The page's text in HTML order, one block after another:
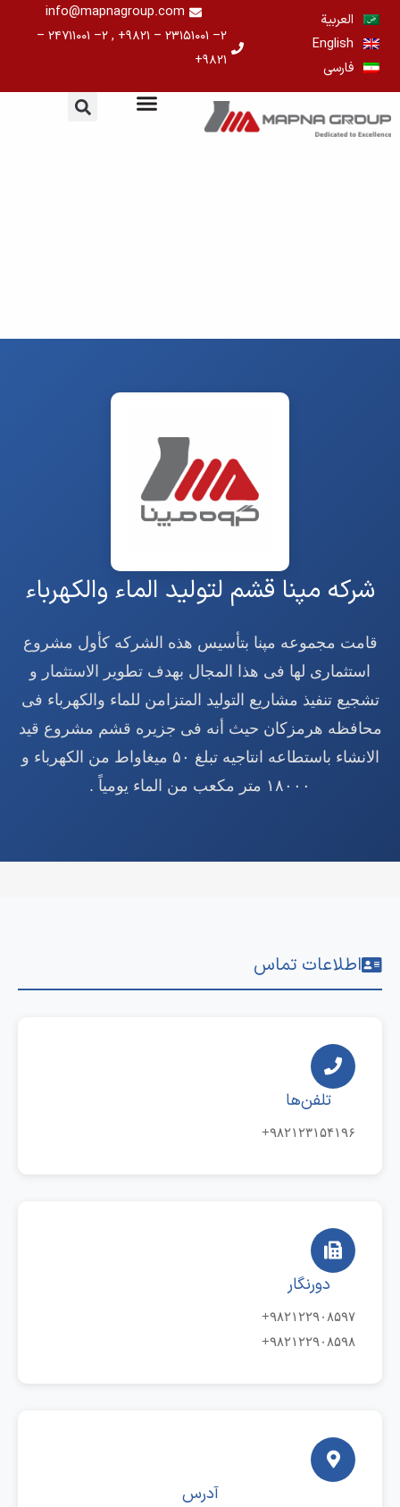
تخطي
المحتوى
العربية
English
فارسی
info@mapnagroup.com
۲– ۲۳۱۵۱۰۰۱ – ۹۸۲۱+ , ۲– ۲۴۷۱۱۰۰۱ –
۹۸۲۱+
شرکه مپنا قشم لتولید الماء والکهرباء
قامت مجموعه مپنا بتأسیس هذه الشرکه کأول مشروع
استثماری لها فی هذا المجال بهدف تطویر الاستثمار و
تشجیع تنفیذ مشاریع التولید المتزامن للماء والکهرباء فی
محافظه هرمزکان حیث أنه فی جزیره قشم مشروع قید
الانشاء باستطاعه انتاجیه تبلغ ۵۰ میغاواط من الکهرباء و
۱۸۰۰۰ متر مکعب من الماء یومیاً .
اطلاعات تماس
تلفن‌ها
۹۸۲۱۲۳۱۵۴۱۹۶+
دورنگار
۹۸۲۱۲۲۹۰۸۵۹۷+
۹۸۲۱۲۲۹۰۸۵۹۸+
آدرس